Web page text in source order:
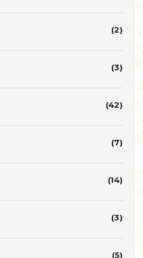
(2)
(3)
(42)
(7)
(14)
(3)
(5)